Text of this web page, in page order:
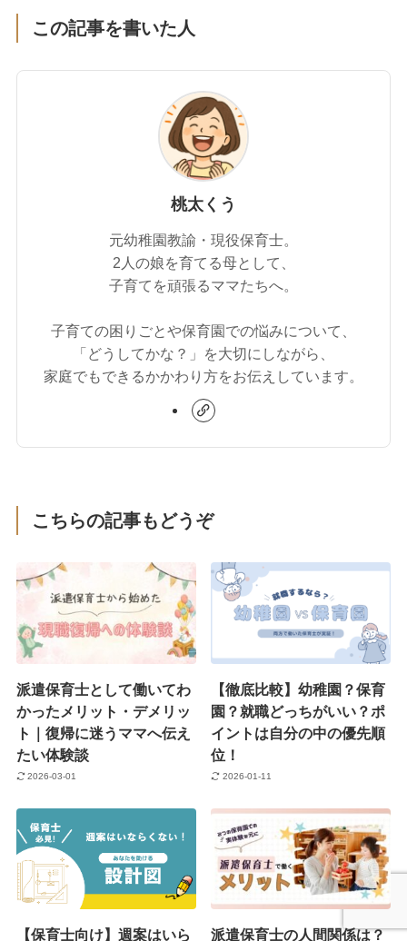
この記事を書いた人
桃太くう
元幼稚園教諭・現役保育士。
2人の娘を育てる母として、
子育てを頑張るママたちへ。
子育ての困りごとや保育園での悩みについて、
「どうしてかな？」を大切にしながら、
家庭でもできるかかわり方をお伝えしています。
こちらの記事もどうぞ
派遣保育士として働いてわ
かったメリット・デメリッ
ト｜復帰に迷うママへ伝え
たい体験談
2026-03-01
【徹底比較】幼稚園？保育
園？就職どっちがいい？ポ
イントは自分の中の優先順
位！
2026-01-11
【保育士向け】週案はいら 派遣保育士の人間関係は？